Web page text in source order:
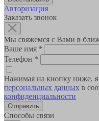
Авторизация
Заказать звонок
Мы свяжемся с Вами в
Ваше имя *
Телефон *
Нажимая на кнопку ниже,
персональных данных в
конфиденциальности
Способы связи